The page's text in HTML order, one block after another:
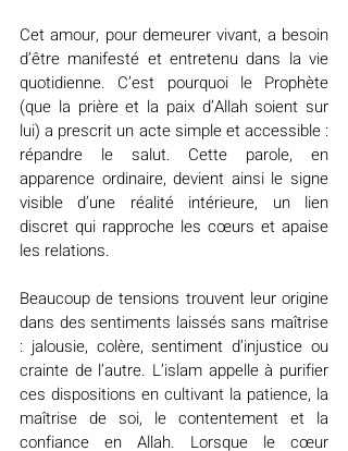
Cet amour, pour demeurer vivant, a besoin
d’être manifesté et entretenu dans la vie
quotidienne. C’est pourquoi le Prophète
(que la prière et la paix d’Allah soient sur
lui) a prescrit un acte simple et accessible :
répandre le salut. Cette parole, en
apparence ordinaire, devient ainsi le signe
visible d’une réalité intérieure, un lien
discret qui rapproche les cœurs et apaise
les relations.
Beaucoup de tensions trouvent leur origine
dans des sentiments laissés sans maîtrise
: jalousie, colère, sentiment d’injustice ou
crainte de l’autre. L’islam appelle à purifier
ces dispositions en cultivant la patience, la
maîtrise de soi, le contentement et la
confiance en Allah. Lorsque le cœur